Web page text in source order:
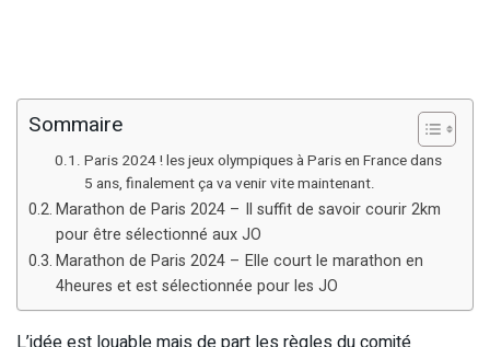
Sommaire
Paris 2024 ! les jeux olympiques à Paris en France dans
5 ans, finalement ça va venir vite maintenant.
Marathon de Paris 2024 – Il suffit de savoir courir 2km
pour être sélectionné aux JO
Marathon de Paris 2024 – Elle court le marathon en
4heures et est sélectionnée pour les JO